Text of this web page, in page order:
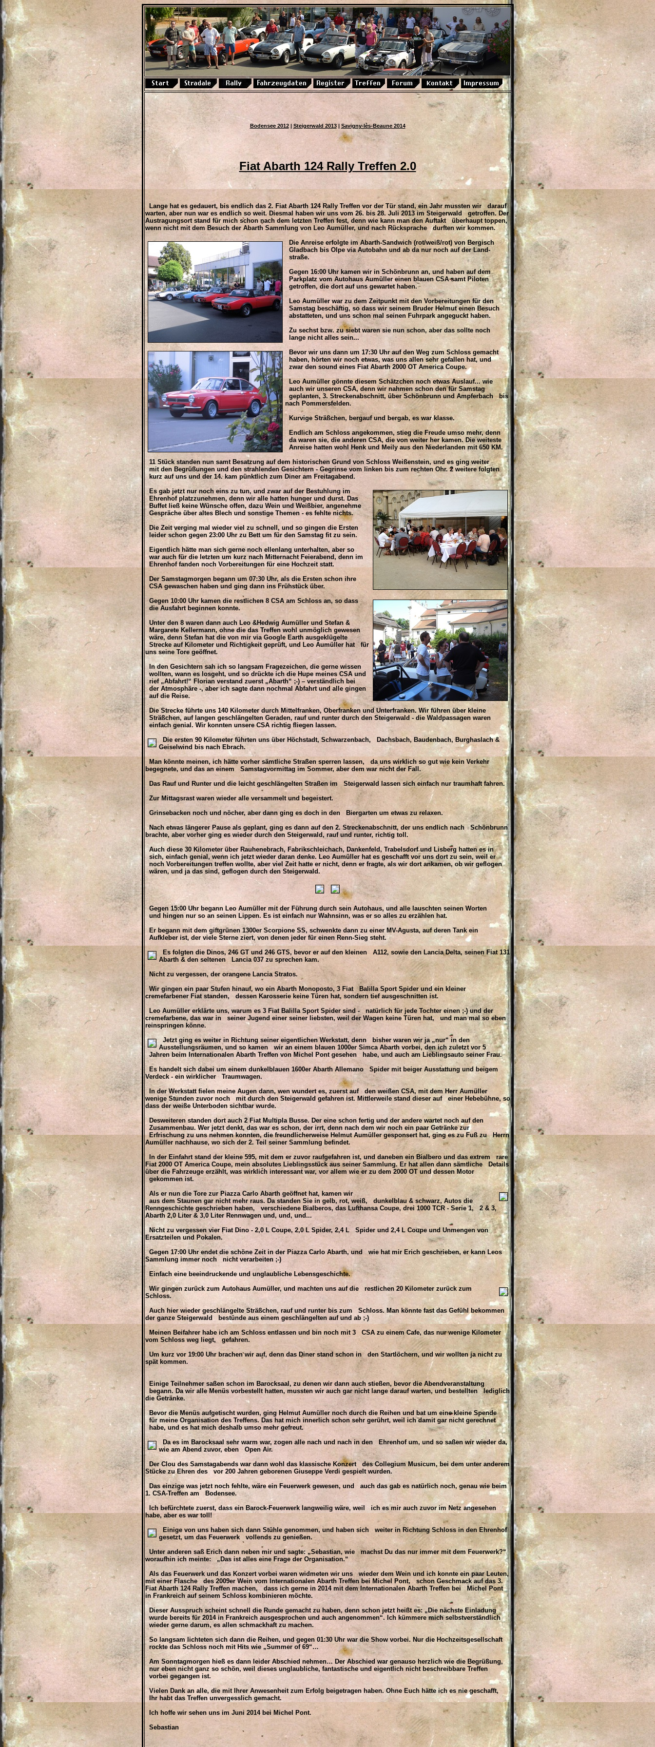
Bodensee 2012|Steigerwald 2013| Savigny-lès-Beaune 2014
Fiat Abarth 124 Rally Treffen 2.0
Lange hat es gedauert, bis endlich das 2. Fiat Abarth 124 Rally Treffen vor der Tür stand, ein Jahr mussten wir darauf
warten, aber nun war es endlich so weit. Diesmal haben wir uns vom 26. bis 28. Juli 2013 im Steigerwald getroffen. Der
Austragungsort stand für mich schon nach dem letzten Treffen fest, denn wie kann man den Auftakt überhaupt toppen,
wenn nicht mit dem Besuch der Abarth Sammlung von Leo Aumüller, und nach Rücksprache durften wir kommen.
Die Anreise erfolgte im Abarth-Sandwich (rot/weiß/rot) von Bergisch
Gladbach bis Olpe via Autobahn und ab da nur noch auf der Land-
straße.
Gegen 16:00 Uhr kamen wir in Schönbrunn an, und haben auf dem
Parkplatz vom Autohaus Aumüller einen blauen CSA samt Piloten
getroffen, die dort auf uns gewartet haben.
Leo Aumüller war zu dem Zeitpunkt mit den Vorbereitungen für den
Samstag beschäftig, so dass wir seinem Bruder Helmut einen Besuch
abstatteten, und uns schon mal seinen Fuhrpark angeguckt haben.
Zu sechst bzw. zu siebt waren sie nun schon, aber das sollte noch
lange nicht alles sein...
Bevor wir uns dann um 17:30 Uhr auf den Weg zum Schloss gemacht
haben, hörten wir noch etwas, was uns allen sehr gefallen hat, und
zwar den sound eines Fiat Abarth 2000 OT America Coupe.
Leo Aumüller gönnte diesem Schätzchen noch etwas Auslauf... wie
auch wir unseren CSA, denn wir nahmen schon den für Samstag
geplanten, 3. Streckenabschnitt, über Schönbrunn und Ampferbach bis
nach Pommersfelden.
Kurvige Sträßchen, bergauf und bergab, es war klasse.
Endlich am Schloss angekommen, stieg die Freude umso mehr, denn
da waren sie, die anderen CSA, die von weiter her kamen. Die weiteste
Anreise hatten wohl Henk und Meily aus den Niederlanden mit 650 KM.
11 Stück standen nun samt Besatzung auf dem historischen Grund von Schloss Weißenstein, und es ging weiter
mit den Begrüßungen und den strahlenden Gesichtern - Gegrinse vom linken bis zum rechten Ohr. 2 weitere folgten
kurz auf uns und der 14. kam pünktlich zum Diner am Freitagabend.
Es gab jetzt nur noch eins zu tun, und zwar auf der Bestuhlung im
Ehrenhof platzzunehmen, denn wir alle hatten hunger und durst. Das
Buffet ließ keine Wünsche offen, dazu Wein und Weißbier, angenehme
Gespräche über altes Blech und sonstige Themen - es fehlte nichts.
Die Zeit verging mal wieder viel zu schnell, und so gingen die Ersten
leider schon gegen 23:00 Uhr zu Bett um für den Samstag fit zu sein.
Eigentlich hätte man sich gerne noch ellenlang unterhalten, aber so
war auch für die letzten um kurz nach Mitternacht Feierabend, denn im
Ehrenhof fanden noch Vorbereitungen für eine Hochzeit statt.
Der Samstagmorgen begann um 07:30 Uhr, als die Ersten schon ihre
CSA gewaschen haben und ging dann ins Frühstück über.
Gegen 10:00 Uhr kamen die restlichen 8 CSA am Schloss an, so dass
die Ausfahrt beginnen konnte.
Unter den 8 waren dann auch Leo &Hedwig Aumüller und Stefan &
Margarete Kellermann, ohne die das Treffen wohl unmöglich gewesen
wäre, denn Stefan hat die von mir via Google Earth ausgeklügelte
Strecke auf Kilometer und Richtigkeit geprüft, und Leo Aumüller hat für
uns seine Tore geöffnet.
In den Gesichtern sah ich so langsam Fragezeichen, die gerne wissen
wollten, wann es losgeht, und so drückte ich die Hupe meines CSA und
rief „Abfahrt!“ Florian verstand zuerst „Abarth“ ;-) – verständlich bei
der Atmosphäre -, aber ich sagte dann nochmal Abfahrt und alle gingen
auf die Reise.
Die Strecke führte uns 140 Kilometer durch Mittelfranken, Oberfranken und Unterfranken. Wir führen über kleine
Sträßchen, auf langen geschlängelten Geraden, rauf und runter durch den Steigerwald - die Waldpassagen waren
einfach genial. Wir konnten unsere CSA richtig fliegen lassen.
Die ersten 90 Kilometer führten uns über Höchstadt, Schwarzenbach, Dachsbach, Baudenbach, Burghaslach &
Geiselwind bis nach Ebrach.
Man könnte meinen, ich hätte vorher sämtliche Straßen sperren lassen, da uns wirklich so gut wie kein Verkehr
begegnete, und das an einem Samstagvormittag im Sommer, aber dem war nicht der Fall.
Das Rauf und Runter und die leicht geschlängelten Straßen im Steigerwald lassen sich einfach nur traumhaft fahren.
Zur Mittagsrast waren wieder alle versammelt und begeistert.
Grinsebacken noch und nöcher, aber dann ging es doch in den Biergarten um etwas zu relaxen.
Nach etwas längerer Pause als geplant, ging es dann auf den 2. Streckenabschnitt, der uns endlich nach Schönbrunn
brachte, aber vorher ging es wieder durch den Steigerwald, rauf und runter, richtig toll.
Auch diese 30 Kilometer über Rauhenebrach, Fabrikschleichach, Dankenfeld, Trabelsdorf und Lisberg hatten es in
sich, einfach genial, wenn ich jetzt wieder daran denke. Leo Aumüller hat es geschafft vor uns dort zu sein, weil er
noch Vorbereitungen treffen wollte, aber viel Zeit hatte er nicht, denn er fragte, als wir dort ankamen, ob wir geflogen
wären, und ja das sind, geflogen durch den Steigerwald.
Gegen 15:00 Uhr begann Leo Aumüller mit der Führung durch sein Autohaus, und alle lauschten seinen Worten
und hingen nur so an seinen Lippen. Es ist einfach nur Wahnsinn, was er so alles zu erzählen hat.
Er begann mit dem giftgrünen 1300er Scorpione SS, schwenkte dann zu einer MV-Agusta, auf deren Tank ein
Aufkleber ist, der viele Sterne ziert, von denen jeder für einen Renn-Sieg steht.
Es folgten die Dinos, 246 GT und 246 GTS, bevor er auf den kleinen A112, sowie den Lancia Delta, seinen Fiat 131
Abarth & den seltenen Lancia 037 zu sprechen kam.
Nicht zu vergessen, der orangene Lancia Stratos.
Wir gingen ein paar Stufen hinauf, wo ein Abarth Monoposto, 3 Fiat Balilla Sport Spider und ein kleiner
cremefarbener Fiat standen, dessen Karosserie keine Türen hat, sondern tief ausgeschnitten ist.
Leo Aumüller erklärte uns, warum es 3 Fiat Balilla Sport Spider sind - natürlich für jede Tochter einen ;-) und der
cremefarbene, das war in seiner Jugend einer seiner liebsten, weil der Wagen keine Türen hat, und man mal so eben
reinspringen könne.
Jetzt ging es weiter in Richtung seiner eigentlichen Werkstatt, denn bisher waren wir ja „nur“ in den
Ausstellungsräumen, und so kamen wir an einem blauen 1000er Simca Abarth vorbei, den ich zuletzt vor 5
Jahren beim Internationalen Abarth Treffen von Michel Pont gesehen habe, und auch am Lieblingsauto seiner Frau.
Es handelt sich dabei um einem dunkelblauen 1600er Abarth Allemano Spider mit beiger Ausstattung und beigem
Verdeck - ein wirklicher Traumwagen.
In der Werkstatt fielen meine Augen dann, wen wundert es, zuerst auf den weißen CSA, mit dem Herr Aumüller
wenige Stunden zuvor noch mit durch den Steigerwald gefahren ist. Mittlerweile stand dieser auf einer Hebebühne, so
dass der weiße Unterboden sichtbar wurde.
Desweiteren standen dort auch 2 Fiat Multipla Busse. Der eine schon fertig und der andere wartet noch auf den
Zusammenbau. Wer jetzt denkt, das war es schon, der irrt, denn nach dem wir noch ein paar Getränke zur
Erfrischung zu uns nehmen konnten, die freundlicherweise Helmut Aumüller gesponsert hat, ging es zu Fuß zu Herrn
Aumüller nachhause, wo sich der 2. Teil seiner Sammlung befindet.
In der Einfahrt stand der kleine 595, mit dem er zuvor raufgefahren ist, und daneben ein Bialbero und das extrem rare
Fiat 2000 OT America Coupe, mein absolutes Lieblingsstück aus seiner Sammlung. Er hat allen dann sämtliche Details
über die Fahrzeuge erzählt, was wirklich interessant war, vor allem wie er zu dem 2000 OT und dessen Motor
gekommen ist.
Als er nun die Tore zur Piazza Carlo Abarth geöffnet hat, kamen wir
aus dem Staunen gar nicht mehr raus. Da standen Sie in gelb, rot, weiß, dunkelblau & schwarz, Autos die
Renngeschichte geschrieben haben, verschiedene Bialberos, das Lufthansa Coupe, drei 1000 TCR - Serie 1, 2 & 3,
Abarth 2,0 Liter & 3,0 Liter Rennwagen und, und, und...
Nicht zu vergessen vier Fiat Dino - 2,0 L Coupe, 2,0 L Spider, 2,4 L Spider und 2,4 L Coupe und Unmengen von
Ersatzteilen und Pokalen.
Gegen 17:00 Uhr endet die schöne Zeit in der Piazza Carlo Abarth, und wie hat mir Erich geschrieben, er kann Leos
Sammlung immer noch nicht verarbeiten ;-)
Einfach eine beeindruckende und unglaubliche Lebensgeschichte.
Wir gingen zurück zum Autohaus Aumüller, und machten uns auf die restlichen 20 Kilometer zurück zum
Schloss.
Auch hier wieder geschlängelte Sträßchen, rauf und runter bis zum Schloss. Man könnte fast das Gefühl bekommen
der ganze Steigerwald bestünde aus einem geschlängelten auf und ab ;-)
Meinen Beifahrer habe ich am Schloss entlassen und bin noch mit 3 CSA zu einem Cafe, das nur wenige Kilometer
vom Schloss weg liegt, gefahren.
Um kurz vor 19:00 Uhr brachen wir auf, denn das Diner stand schon in den Startlöchern, und wir wollten ja nicht zu
spät kommen.
Einige Teilnehmer saßen schon im Barocksaal, zu denen wir dann auch stießen, bevor die Abendveranstaltung
begann. Da wir alle Menüs vorbestellt hatten, mussten wir auch gar nicht lange darauf warten, und bestellten lediglich
die Getränke.
Bevor die Menüs aufgetischt wurden, ging Helmut Aumüller noch durch die Reihen und bat um eine kleine Spende
für meine Organisation des Treffens. Das hat mich innerlich schon sehr gerührt, weil ich damit gar nicht gerechnet
habe, und es hat mich deshalb umso mehr gefreut.
Da es im Barocksaal sehr warm war, zogen alle nach und nach in den Ehrenhof um, und so saßen wir wieder da,
wie am Abend zuvor, eben Open Air.
Der Clou des Samstagabends war dann wohl das klassische Konzert des Collegium Musicum, bei dem unter anderem
Stücke zu Ehren des vor 200 Jahren geborenen Giuseppe Verdi gespielt wurden.
Das einzige was jetzt noch fehlte, wäre ein Feuerwerk gewesen, und auch das gab es natürlich noch, genau wie beim
1. CSA-Treffen am Bodensee.
Ich befürchtete zuerst, dass ein Barock-Feuerwerk langweilig wäre, weil ich es mir auch zuvor im Netz angesehen
habe, aber es war toll!
Einige von uns haben sich dann Stühle genommen, und haben sich weiter in Richtung Schloss in den Ehrenhof
gesetzt, um das Feuerwerk vollends zu genießen.
Unter anderen saß Erich dann neben mir und sagte: „Sebastian, wie machst Du das nur immer mit dem Feuerwerk?“
woraufhin ich meinte: „Das ist alles eine Frage der Organisation.“
Als das Feuerwerk und das Konzert vorbei waren widmeten wir uns wieder dem Wein und ich konnte ein paar Leuten,
mit einer Flasche des 2009er Wein vom Internationalen Abarth Treffen bei Michel Pont, schon Geschmack auf das 3.
Fiat Abarth 124 Rally Treffen machen, dass ich gerne in 2014 mit dem Internationalen Abarth Treffen bei Michel Pont
in Frankreich auf seinem Schloss kombinieren möchte.
Dieser Ausspruch scheint schnell die Runde gemacht zu haben, denn schon jetzt heißt es: „Die nächste Einladung
wurde bereits für 2014 in Frankreich ausgesprochen und auch angenommen“. Ich kümmere mich selbstverständlich
wieder gerne darum, es allen schmackhaft zu machen.
So langsam lichteten sich dann die Reihen, und gegen 01:30 Uhr war die Show vorbei. Nur die Hochzeitsgesellschaft
rockte das Schloss noch mit Hits wie „Summer of 69“…
Am Sonntagmorgen hieß es dann leider Abschied nehmen… Der Abschied war genauso herzlich wie die Begrüßung,
nur eben nicht ganz so schön, weil dieses unglaubliche, fantastische und eigentlich nicht beschreibbare Treffen
vorbei gegangen ist.
Vielen Dank an alle, die mit Ihrer Anwesenheit zum Erfolg beigetragen haben. Ohne Euch hätte ich es nie geschafft,
Ihr habt das Treffen unvergesslich gemacht.
Ich hoffe wir sehen uns im Juni 2014 bei Michel Pont.
Sebastian